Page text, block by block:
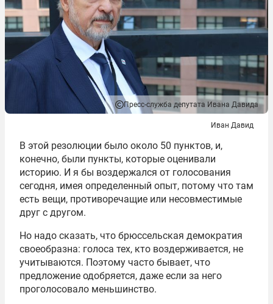
Пресс-служба депутата Ивана Давида
Иван Давид
В этой резолюции было около 50 пунктов, и,
конечно, были пункты, которые оценивали
историю. И я бы воздержался от голосования
сегодня, имея определенный опыт, потому что там
есть вещи, противоречащие или несовместимые
друг с другом.
Но надо сказать, что брюссельская демократия
своеобразна: голоса тех, кто воздерживается, не
учитываются. Поэтому часто бывает, что
предложение одобряется, даже если за него
проголосовало меньшинство.